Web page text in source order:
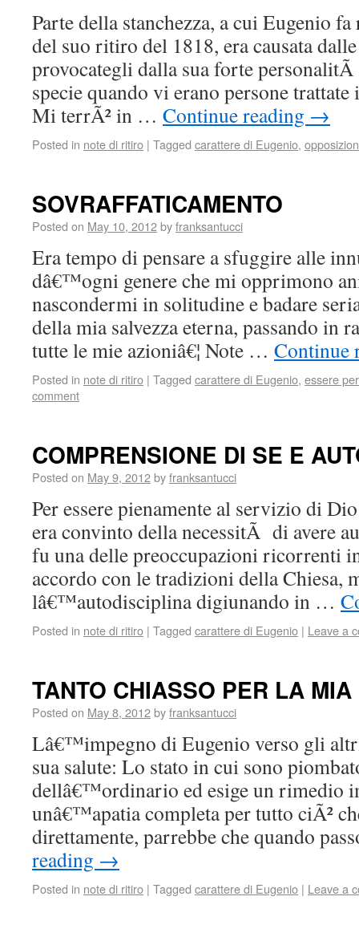
Parte della stanchezza, a cui Eugenio
del suo ritiro del 1818, era causata
provocategli dalla sua forte
specie quando vi erano persone
Mi terrÃ² in … Continue reading →
Posted in note di ritiro | Tagged carattere di Eugenio,
SOVRAFFATICAMENTO
Posted on May 10, 2012byfranksantucci
Era tempo di pensare a sfuggire alle
dâ€™ogni genere che mi opprimono
nascondermi in solitudine e badare
della mia salvezza eterna, passando in
tutte le mie azioniâ€¦ Note … Continue
Posted in note di ritiro | Tagged carattere di Eugenio, essere
comment
COMPRENSIONE DI SE E
Posted on May 9, 2012byfranksantucci
Per essere pienamente al servizio di
era convinto della necessitÃ di avere
fu una delle preoccupazioni ricorrenti
accordo con le tradizioni della Chiesa,
lâ€™autodisciplina digiunando in …
Posted in note di ritiro | Tagged carattere di Eugenio | Leave a
TANTO CHIASSO PER LA
Posted on May 8, 2012byfranksantucci
Lâ€™impegno di Eugenio verso gli
sua salute: Lo stato in cui sono
dellâ€™ordinario ed esige un rimedio
unâ€™apatia completa per tutto ciÃ²
direttamente, parrebbe che quando
reading →
Posted in note di ritiro | Tagged carattere di Eugenio | Leave a